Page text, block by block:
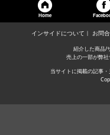
Home
インサイドについて お問
紹介した商品/
売上の一部が弊社
当サイトに掲載の記事